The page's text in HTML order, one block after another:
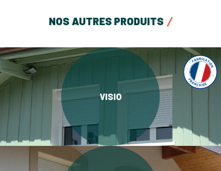
NOS AUTRES PRODUITS
VISIO